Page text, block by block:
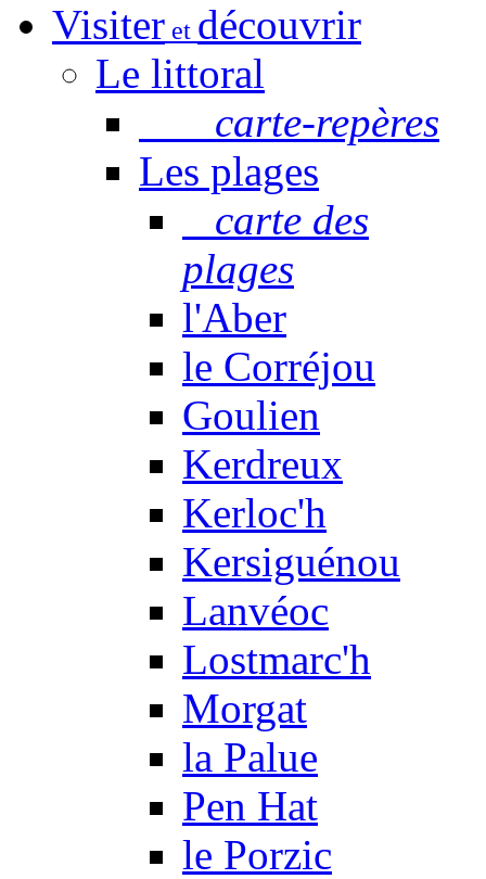
Visiter et découvrir
Le littoral
carte-repères
Les plages
carte des
plages
l'Aber
le Corréjou
Goulien
Kerdreux
Kerloc'h
Kersiguénou
Lanvéoc
Lostmarc'h
Morgat
la Palue
Pen Hat
le Porzic